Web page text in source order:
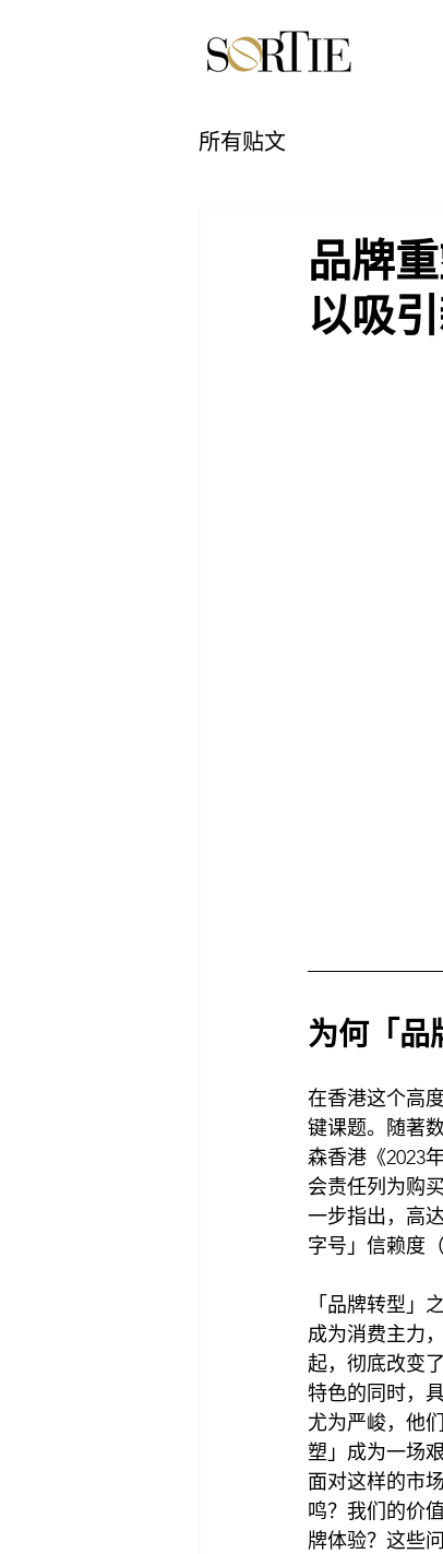
所有贴文
品牌
以吸
为何「品
在香港这个高
键课题。随著
森香港《2023
会责任列为购
一步指出，高
字号」信赖度
「品牌转型」
成为消费主力
起，彻底改变
特色的同时，
尤为严峻，他
塑」成为一场
面对这样的市
鸣？我们的价
牌体验？这些